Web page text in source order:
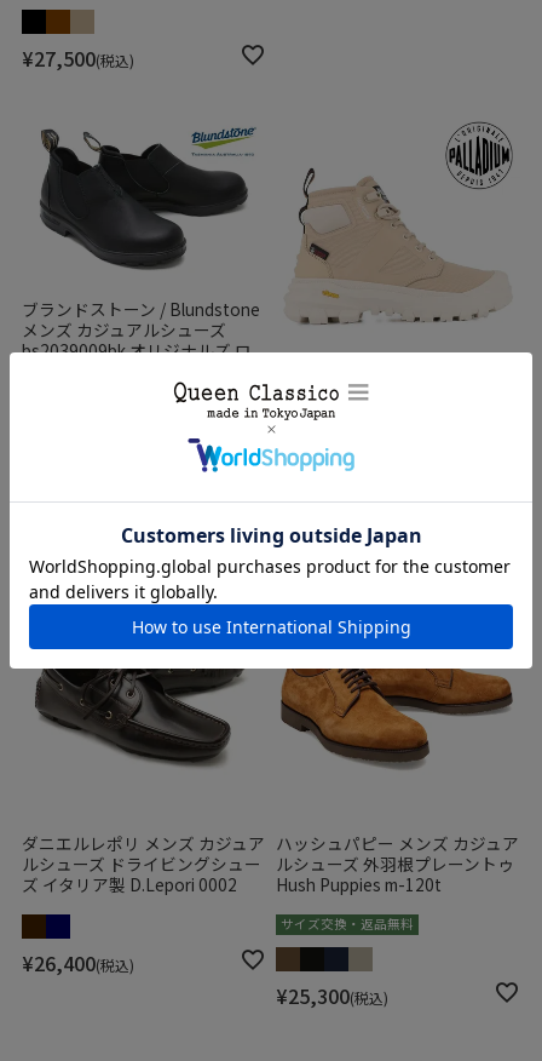
¥27,500 税込
ブランドストーン / Blundstone
メンズ カジュアルシューズ
bs2039009bk オリジナルズ ロ
パラディウム メンズ カジュアル
シューズ パラライダー ジップ
¥27,500
ダニエルレポリ メンズ カジュア
ルシューズ ドライビングシュー
ズ イタリア製 D.Lepori 0002
¥26,400 税込
ハッシュパピー メンズ カジュア
ルシューズ 外羽根プレーントゥ
Hush Puppies m-120t
サイズ交換・返品無料
¥25,300 税込